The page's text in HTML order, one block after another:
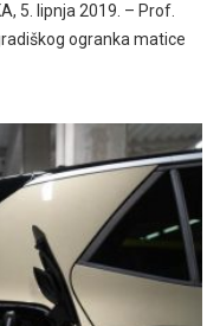
5. lipnja 2019. – Prof.
ogranka matice